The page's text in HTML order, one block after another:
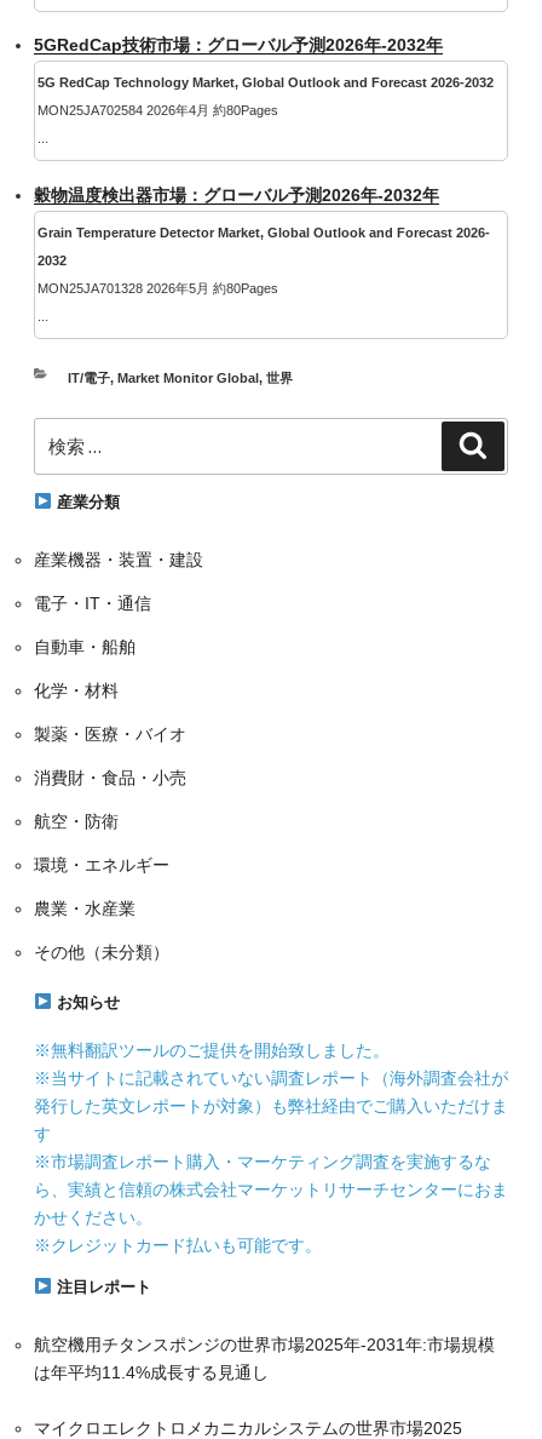
5GRedCap技術市場：グローバル予測2026年-2032年
5G RedCap Technology Market, Global Outlook and Forecast 2026-2032
MON25JA702584 2026年4月 約80Pages
穀物温度検出器市場：グローバル予測2026年-2032年
Grain Temperature Detector Market, Global Outlook and Forecast 2026-
2032
MON25JA701328 2026年5月 約80Pages
カ
リ
IT/電子, Market Monitor Global, 世界
索:
産業分類
産業機器・装置・建設
電子・IT・通信
自動車・船舶
化学・材料
製薬・医療・バイオ
消費財・食品・小売
航空・防衛
環境・エネルギー
農業・水産業
その他（未分類）
お知らせ
※無料翻訳ツールのご提供を開始致しました。
※当サイトに記載されていない調査レポート（海外調査会社が
発行した英文レポートが対象）も弊社経由でご購入いただけま
す
※市場調査レポート購入・マーケティング調査を実施するな
ら、実績と信頼の株式会社マーケットリサーチセンターにおま
かせください。
※クレジットカード払いも可能です。
注目レポート
航空機用チタンスポンジの世界市場2025年-2031年:市場規模
は年平均11.4%成長する見通し
マイクロエレクトロメカニカルシステムの世界市場2025